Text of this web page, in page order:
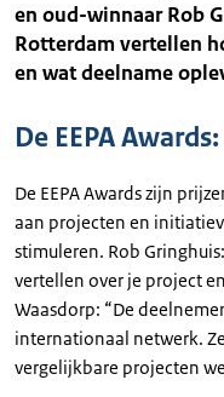
en oud-winnaar Rob
Rotterdam vertellen
en wat deelname
De EEPA
De EEPA Awards zijn
aan projecten en
stimuleren. Rob
vertellen over je project
Waasdorp: “De
internationaal netwerk.
vergelijkbare projecten